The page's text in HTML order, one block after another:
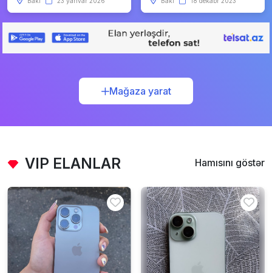
Mağaza yarat
VIP ELANLAR Hamısını göstər